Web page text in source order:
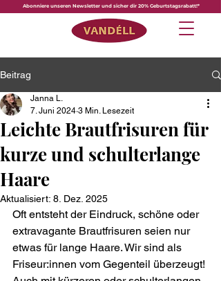
Abonniere unseren Newsletter und sicher dir 20% Geburtstagsrabatt!*
Beitrag
Leichte Brautfrisuren für
kurze und schulterlange
Haare
Janna L.
7. Juni 2024 3 Min. Lesezeit
Aktualisiert: 8. Dez. 2025
Oft entsteht der Eindruck, schöne oder
extravagante Brautfrisuren seien nur
etwas für lange Haare. Wir sind als
Friseur:innen vom Gegenteil überzeugt!